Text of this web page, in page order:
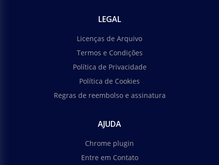
LEGAL
Licenças de Arquivo
Termos e Condições
Política de Privacidade
Política de Cookies
Regras de reembolso e assinatura
AJUDA
Chrome plugin
Entre em Contato